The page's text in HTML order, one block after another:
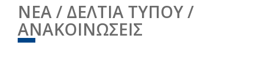
ΝΈΑ / ΔΕΛΤΊΑ ΤΎΠΟΥ /
ΑΝΑΚΟΙΝΏΣΕΙΣ